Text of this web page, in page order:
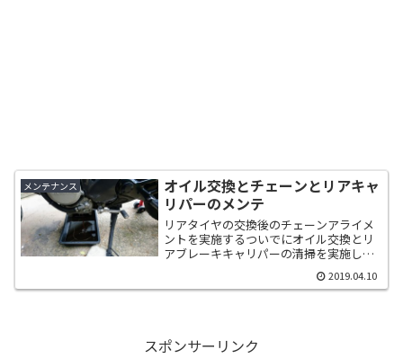
メンテナンス
オイル交換とチェーンとリアキャ
リパーのメンテ
リアタイヤの交換後のチェーンアライメ
ントを実施するついでにオイル交換とリ
アブレーキキャリパーの清掃を実施しま
した。先ずは、オイル交換からです。前
回オイルフィルターを交換したので、今
回はオイルのみとなります。オイルを抜
2019.04.10
スポンサーリンク